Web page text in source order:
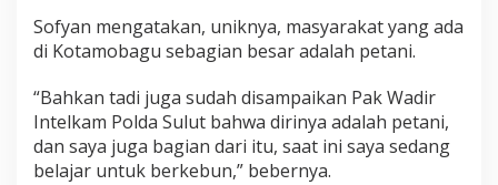
Sofyan mengatakan, uniknya, masyarakat yang ada
di Kotamobagu sebagian besar adalah petani.
“Bahkan tadi juga sudah disampaikan Pak Wadir
Intelkam Polda Sulut bahwa dirinya adalah petani,
dan saya juga bagian dari itu, saat ini saya sedang
belajar untuk berkebun,” bebernya.